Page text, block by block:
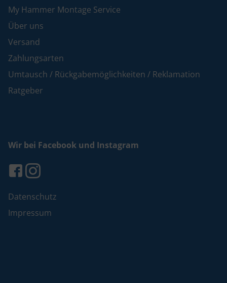
My Hammer Montage Service
Über uns
Versand
Zahlungsarten
Umtausch / Rückgabemöglichkeiten / Reklamation
Ratgeber
Wir bei Facebook und Instagram
Datenschutz
Impressum